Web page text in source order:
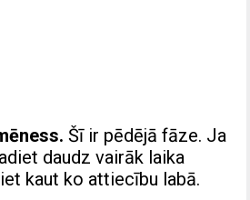
Šī ir pēdējā fāze. Ja
daudz vairāk laika
kaut ko attiecību labā.